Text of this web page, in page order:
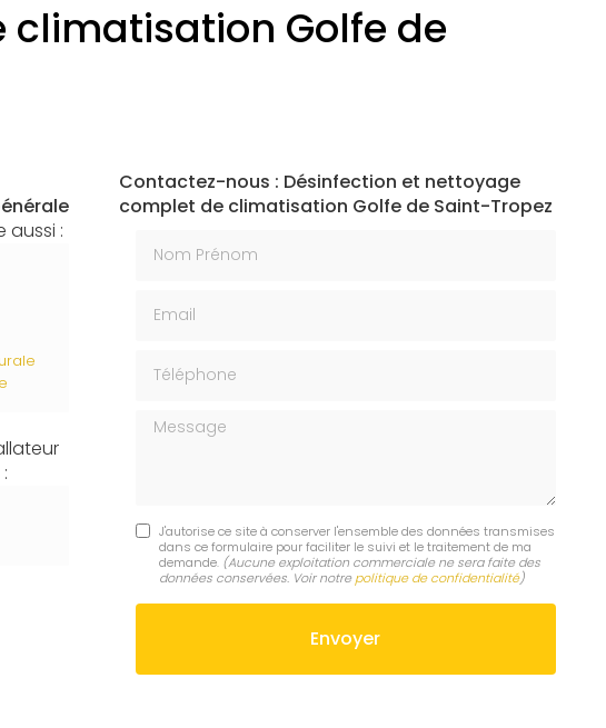
Golfe de
:
Contactez-nous : Désinfection et nettoyage
complet de climatisation Golfe de Saint-Tropez
Message
J'autorise ce site à conserver l'ensemble des données transmises
dans ce formulaire pour faciliter le suivi et le traitement de ma
demande. (Aucune exploitation commerciale ne sera faite des
données conservées. Voir notre politique de confidentialité)